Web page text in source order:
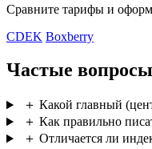
Сравните тарифы и
CDEK Boxberry
Частые
＋ Какой главный
＋ Как правильно
＋ Отличается ли